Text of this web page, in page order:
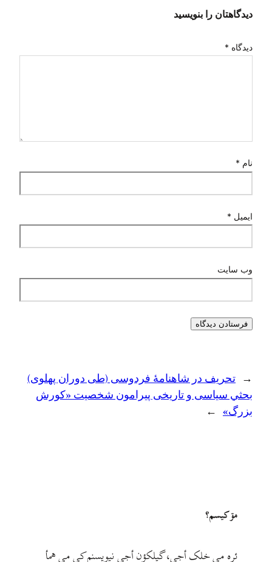
دیدگاهتان را بنویسید
دیدگاه *
نام *
ایمیل *
وب‌ سایت
←
تحریف در شاهنامهٔ فردوسی (طی دوران پهلوی)
بحثي سیاسی و تاریخی پیرامون شخصیت «کورش
بزرگ»
→
مۊ کيسم؟
ئره مي خلک أجي، گيلکؤن أجي نيويسنم کي مي همأ